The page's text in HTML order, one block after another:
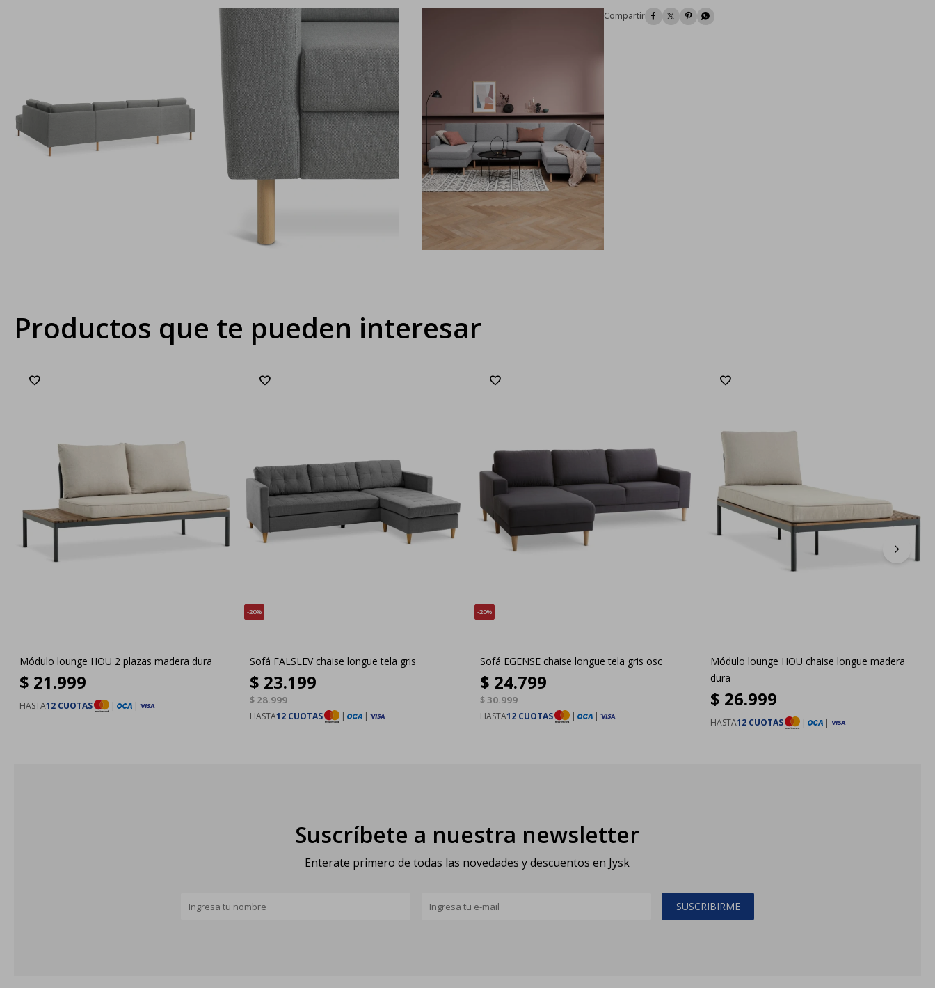
   
Productos que te pueden interesar
Módulo lounge HOU 2 plazas madera dura
$ 21.999
HASTA12 CUOTAS | |
20
Sofá FALSLEV chaise longue tela gris
$ 23.199
$28.999
HASTA12 CUOTAS | |
20
Sofá EGENSE chaise longue tela gris osc
$ 24.799
$30.999
HASTA12 CUOTAS | |
Módulo lounge HOU chaise longue madera
dura
$ 26.999
HASTA12 CUOTAS | |
Suscríbete a nuestra newsletter
Enterate primero de todas las novedades y descuentos en Jysk
SUSCRIBIRME